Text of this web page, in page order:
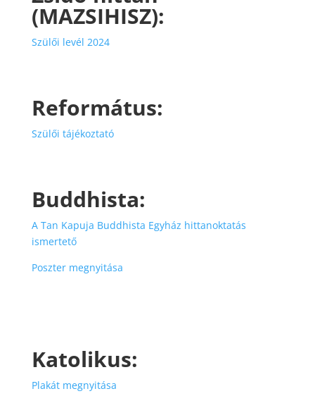
(MAZSIHISZ):
Szülői levél 2024
Református:
Szülői tájékoztató
Buddhista:
A Tan Kapuja Buddhista Egyház hittanoktatás
ismertető
Poszter megnyitása
Katolikus:
Plakát megnyitása